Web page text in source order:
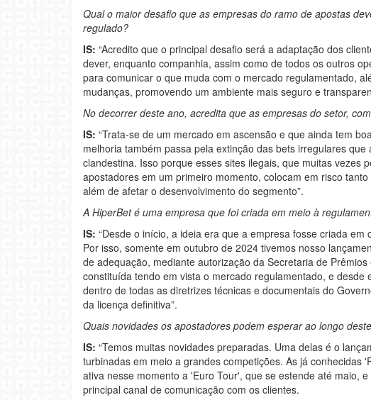
Qual o maior desafio que as empresas do ramo de apostas
regulado?
IS: “Acredito que o principal desafio será a adaptação dos
dever, enquanto companhia, assim como de todos os outros
para comunicar o que muda com o mercado regulamentado,
mudanças, promovendo um ambiente mais seguro e
No decorrer deste ano, acredita que as empresas do setor,
IS: “Trata-se de um mercado em ascensão e que ainda tem
melhoria também passa pela extinção das bets irregulares
clandestina. Isso porque esses sites ilegais, que muitas vezes
apostadores em um primeiro momento, colocam em risco
além de afetar o desenvolvimento do segmento”.
A HiperBet é uma empresa que foi criada em meio à
IS: “Desde o início, a ideia era que a empresa fosse criada
Por isso, somente em outubro de 2024 tivemos nosso
de adequação, mediante autorização da Secretaria de
constituída tendo em vista o mercado regulamentado, e
dentro de todas as diretrizes técnicas e documentais do
da licença definitiva”.
Quais novidades os apostadores podem esperar ao longo
IS: “Temos muitas novidades preparadas. Uma delas é o
turbinadas em meio a grandes competições. As já conhecidas
ativa nesse momento a 'Euro Tour', que se estende até maio,
principal canal de comunicação com os clientes.